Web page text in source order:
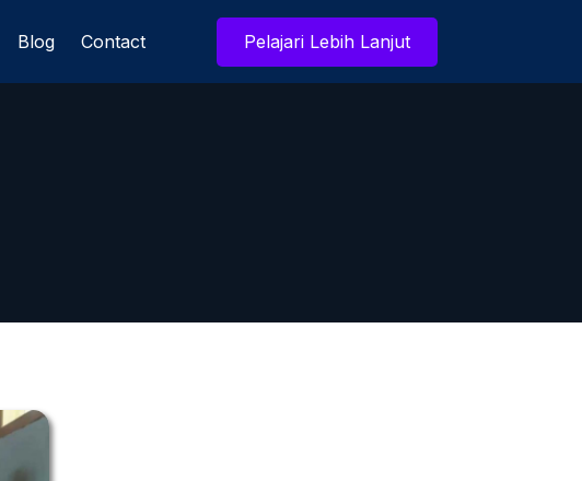
Blog Contact Pelajari Lebih Lanjut